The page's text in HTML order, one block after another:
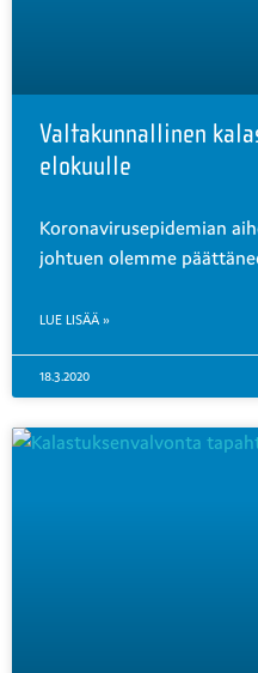
Valtakunnallinen
elokuulle
Koronavirusepidemian
johtuen olemme
LUE LISÄÄ »
18.3.2020